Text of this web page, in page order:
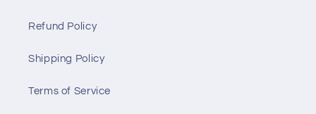
Refund Policy
Shipping Policy
Terms of Service